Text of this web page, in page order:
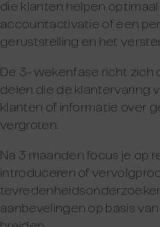
die klanten helpen
accountactivatie of een
geruststelling en het
De 3-wekenfase richt zich
delen die de klantervaring
klanten of informatie over
vergroten.
Na 3 maanden focus je op
introduceren of
aanbevelingen op basis